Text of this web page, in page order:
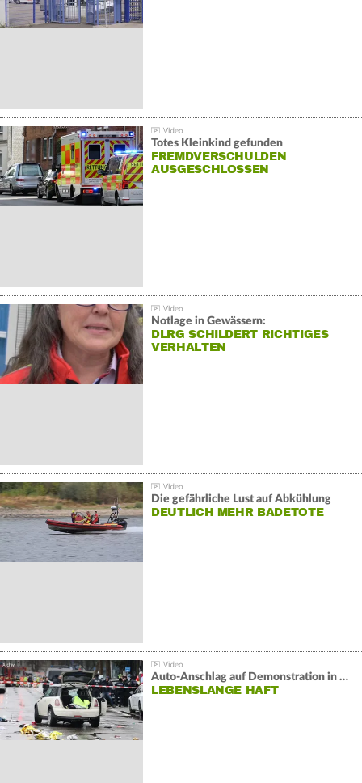
Totes Kleinkind gefunden
FREMDVERSCHULDEN
AUSGESCHLOSSEN
Notlage in Gewässern:
DLRG SCHILDERT RICHTIGES
VERHALTEN
Die gefährliche Lust auf Abkühlung
DEUTLICH MEHR BADETOTE
Auto-Anschlag auf Demonstration in München:
LEBENSLANGE HAFT